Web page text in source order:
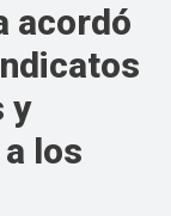
acordó
y
los